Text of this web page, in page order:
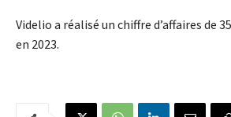
Videlio a réalisé un chiffre d’affaires de
en 2023.